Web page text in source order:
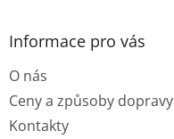
Informace pro vás
O nás
Ceny a způsoby dopravy
Kontakty